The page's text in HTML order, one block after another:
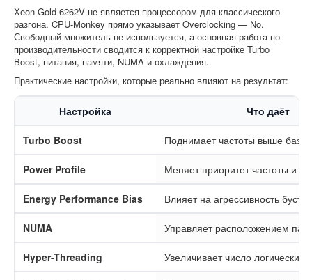
Xeon Gold 6262V не является процессором для классического
разгона. CPU-Monkey прямо указывает Overclocking — No.
Свободный множитель не используется, а основная работа по
производительности сводится к корректной настройке Turbo
Boost, питания, памяти, NUMA и охлаждения.
Практические настройки, которые реально влияют на результат:
Настройка Что даёт
Turbo Boost Поднимает частоты выше базы
Power Profile Меняет приоритет частоты и
Energy Performance Bias Влияет на агрессивность буста
NUMA Управляет расположением
Hyper-Threading Увеличивает число логических